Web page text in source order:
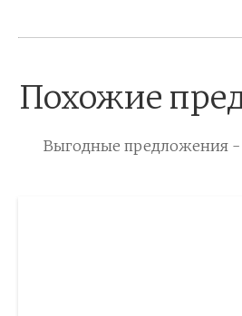
Похожие
Выгодные предложения -